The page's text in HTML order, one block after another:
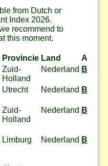
from Dutch or
Index 2026.
recommend to
this moment.
Provincie Land
Actie
Zuid-
Holland
Nederland Bestel
Utrecht Nederland Bestel
Zuid-
Holland
Nederland Bestel
Limburg Nederland Bestel